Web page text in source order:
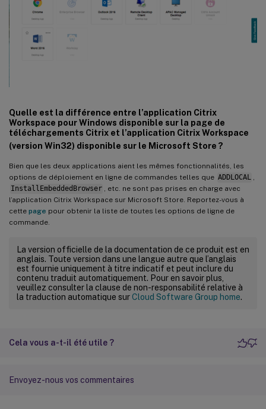
Quelle est la différence entre l’application Citrix
Workspace pour Windows disponible sur la page de
téléchargements Citrix et l’application Citrix Workspace
(version Win32) disponible sur le Microsoft Store ?
Bien que les deux applications aient les mêmes fonctionnalités, les
options de déploiement en ligne de commandes telles que ADDLOCAL ,
InstallEmbeddedBrowser , etc. ne sont pas prises en charge avec
l’application Citrix Workspace sur Microsoft Store. Reportez-vous à
cette page pour obtenir la liste de toutes les options de ligne de
commande.
La version officielle de la documentation de ce produit est en
anglais. Toute version dans une langue autre que l’anglais
est fournie uniquement à titre indicatif et peut inclure du
contenu traduit automatiquement. Pour en savoir plus,
veuillez consulter la clause de non-responsabilité relative à
la traduction automatique surCloud Software Group home.
Cela vous a-t-il été utile ?
Envoyez-nous vos commentaires